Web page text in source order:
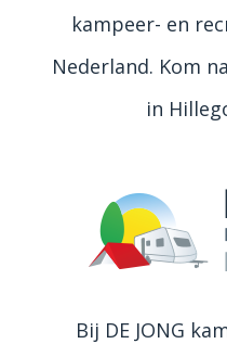
kampeer- en
Nederland. Kom
in
Bij DE JONG